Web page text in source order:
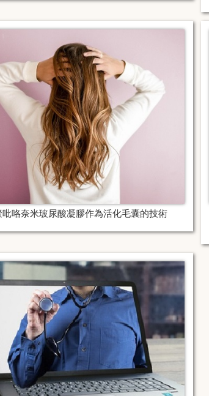
吡咯奈米玻尿酸凝膠作為活化毛囊的技術